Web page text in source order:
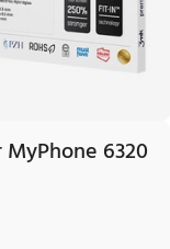
6320